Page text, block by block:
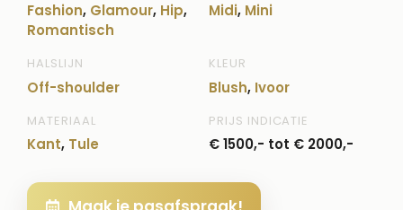
Fashion, Glamour, Hip,
Romantisch
Midi, Mini
HALSLIJN
Off-shoulder
KLEUR
Blush, Ivoor
MATERIAAL
Kant, Tule
PRIJS INDICATIE
€ 1500,- tot € 2000,-